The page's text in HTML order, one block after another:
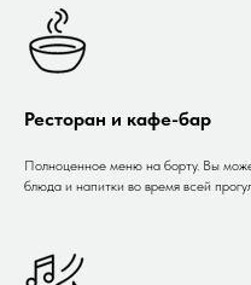
Ресторан и кафе-бар
Полноценное меню на борту. Вы
блюда и напитки во время всей